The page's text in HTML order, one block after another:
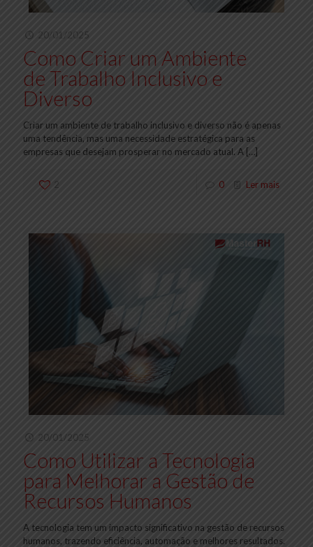
20/01/2025
Como Criar um Ambiente
de Trabalho Inclusivo e
Diverso
Criar um ambiente de trabalho inclusivo e diverso não é apenas
uma tendência, mas uma necessidade estratégica para as
empresas que desejam prosperar no mercado atual. A […]
2 0 Ler mais
20/01/2025
Como Utilizar a Tecnologia
para Melhorar a Gestão de
Recursos Humanos
A tecnologia tem um impacto significativo na gestão de recursos
humanos, trazendo eficiência, automação e melhores resultados.